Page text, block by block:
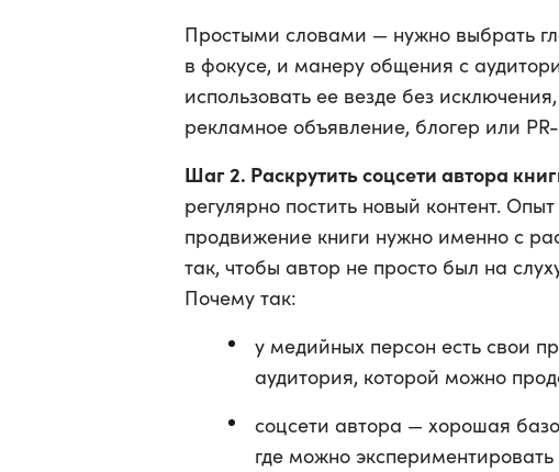
Простыми словами — нужно выбрать
в фокусе, и манеру общения с
использовать ее везде без
рекламное объявление, блогер или
Шаг 2. Раскрутить соцсети автора
регулярно постить новый контент.
продвижение книги нужно именно с
так, чтобы автор не просто был на
Почему так:
у медийных персон есть свои
аудитория, которой можно
соцсети автора — хорошая
где можно